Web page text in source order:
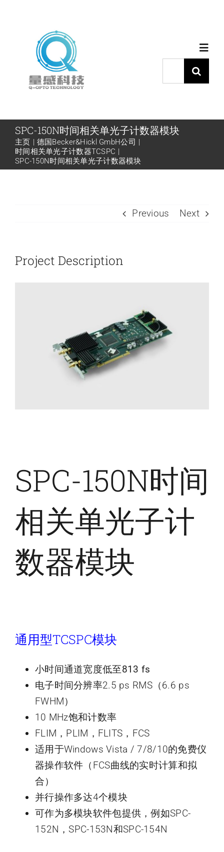
产品中心
代理品牌
新闻和活动
索：
SPC-150N时间相关单光子计数器模块
主页
德国Becker&Hickl GmbH公司
时间相关单光子计数器TCSPC
SPC-150N时间相关单光子计数器模块
Previous Next
Project Description
SPC-150N时间
相关单光子计
数器模块
通用型TCSPC模块
小时间通道宽度低至813 fs
电子时间分辨率2.5 ps RMS（6.6 ps
FWHM）
10 MHz饱和计数率
FLIM，PLIM，FLITS，FCS
适用于Windows Vista / 7/8/10的免费仪
器操作软件（FCS曲线的实时计算和拟
合）
并行操作多达4个模块
可作为多模块软件包提供，例如SPC-
152N，SPC-153N和SPC-154N